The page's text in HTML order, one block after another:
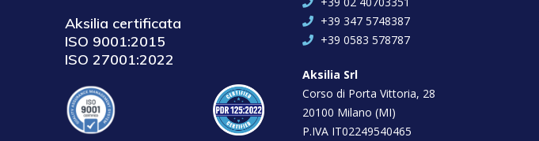
Aksilia certificata
ISO 9001:2015
ISO 27001:2022
+39 347 5748387
+39 0583 578787
Aksilia Srl
Corso di Porta Vittoria, 28
20100 Milano (MI)
P.IVA IT02249540465